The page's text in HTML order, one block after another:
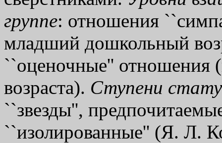
группе: отношения
младший дошкольный
``оценочные'' отношения
возраста). Ступени
``звезды'',
``изолированные'' (Я. Л.